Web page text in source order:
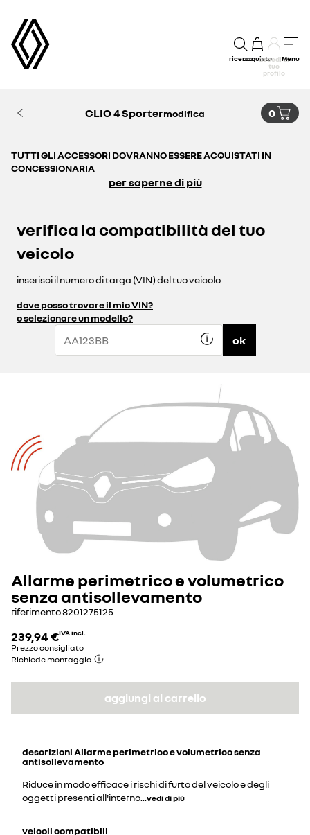
ricercaacquistoaccedi al
tuo
profilo
Menu
CLIO 4 Sportermodifica 0
TUTTI GLI ACCESSORI DOVRANNO ESSERE ACQUISTATI IN
CONCESSIONARIA
per saperne di più
verifica la compatibilità del tuo
veicolo
inserisci il numero di targa (VIN) del tuo veicolo
dove posso trovare il mio VIN?
o selezionare un modello?
ok
Allarme perimetrico e volumetrico
senza antisollevamento
riferimento8201275125
239,94 €IVA incl.
Prezzo consigliato
Richiede montaggio
aggiungi al carrello
descrizioniAllarme perimetrico e volumetrico senza
antisollevamento
Riduce in modo efficace i rischi di furto del veicolo e degli
oggetti presenti all'interno vedi di più
veicoli compatibili